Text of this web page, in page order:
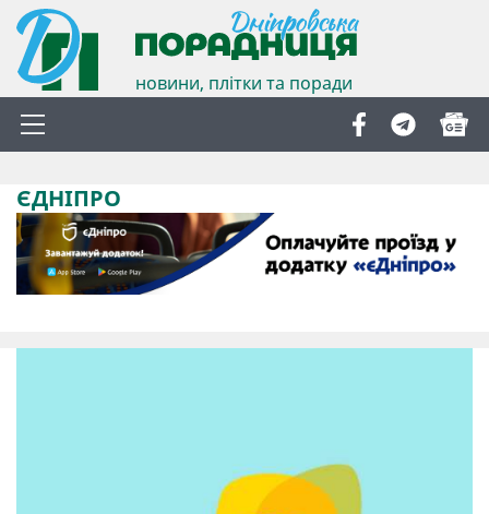
новини, плітки та поради
ЄДНІПРО